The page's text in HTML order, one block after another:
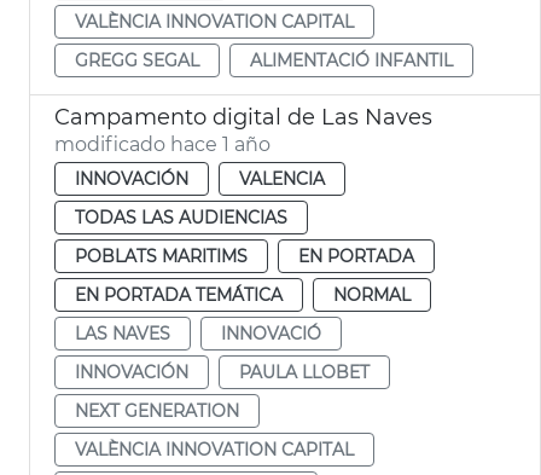
VALÈNCIA INNOVATION CAPITAL
GREGG SEGAL
ALIMENTACIÓ INFANTIL
Campamento digital de Las Naves
modificado hace 1 año
INNOVACIÓN
VALENCIA
TODAS LAS AUDIENCIAS
POBLATS MARITIMS
EN PORTADA
EN PORTADA TEMÁTICA
NORMAL
LAS NAVES
INNOVACIÓ
INNOVACIÓN
PAULA LLOBET
NEXT GENERATION
VALÈNCIA INNOVATION CAPITAL